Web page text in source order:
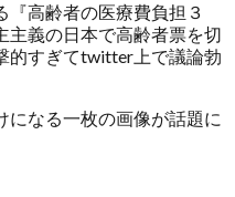
『高齢者の医療費負担３
義の日本で高齢者票を切
的すぎてtwitter上で議論勃
になる一枚の画像が話題に